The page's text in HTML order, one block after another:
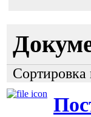
Сортировка